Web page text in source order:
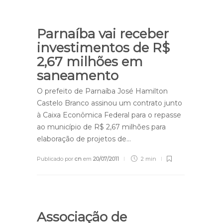
Parnaíba vai receber
investimentos de R$
2,67 milhões em
saneamento
O prefeito de Parnaíba José Hamilton
Castelo Branco assinou um contrato junto
à Caixa Econômica Federal para o repasse
ao município de R$ 2,67 milhões para
elaboração de projetos de…
Publicado por cn em 20/07/2011 2 min
Associação de